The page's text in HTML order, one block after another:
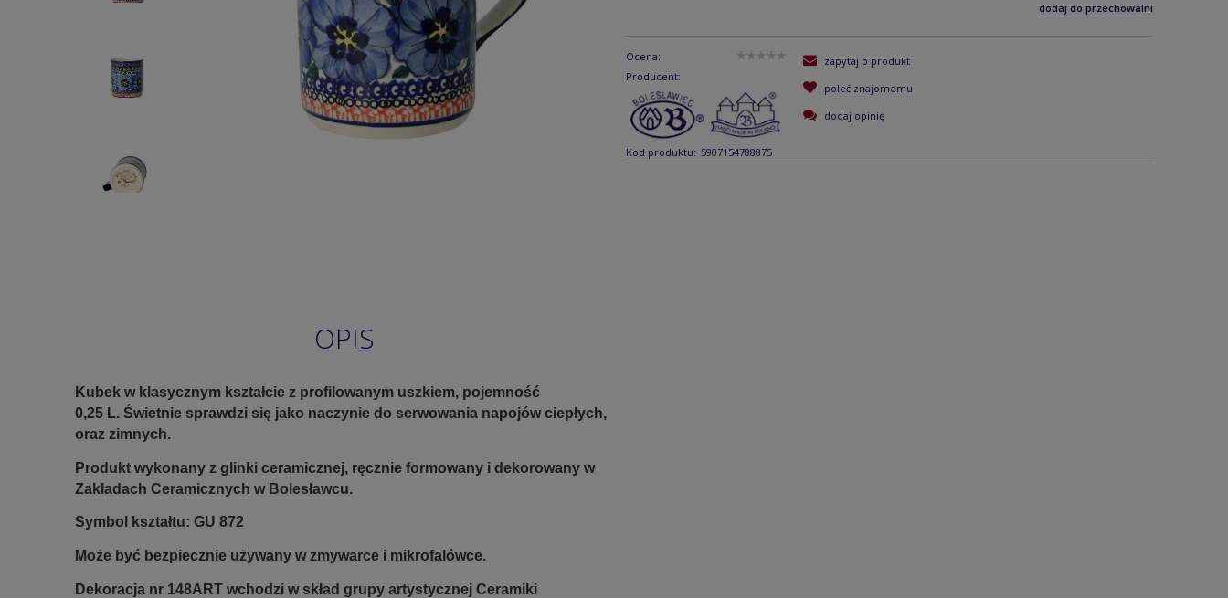
dodaj do przechowalni
Ocena:
Producent:
Kod produktu: 5907154788875
zapytaj o produkt
poleć znajomemu
dodaj opinię
OPIS
Kubek w klasycznym kształcie z profilowanym uszkiem, pojemność
0,25 L. Świetnie sprawdzi się jako naczynie do serwowania napojów ciepłych,
oraz zimnych.
Produkt wykonany z glinki ceramicznej, ręcznie formowany i dekorowany w
Zakładach Ceramicznych w Bolesławcu.
Symbol kształtu: GU 872
Może być bezpiecznie używany w zmywarce i mikrofalówce.
Dekoracja nr 148ART wchodzi w skład grupy artystycznej Ceramiki